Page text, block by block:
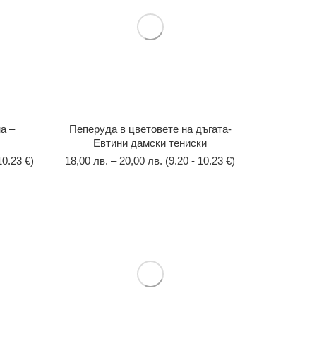
–
€)
Пеперуда в цветовете на дъгата-
Евтини дамски тениски
18,00 лв. –20,00 лв. (9.20 - 10.23 €)